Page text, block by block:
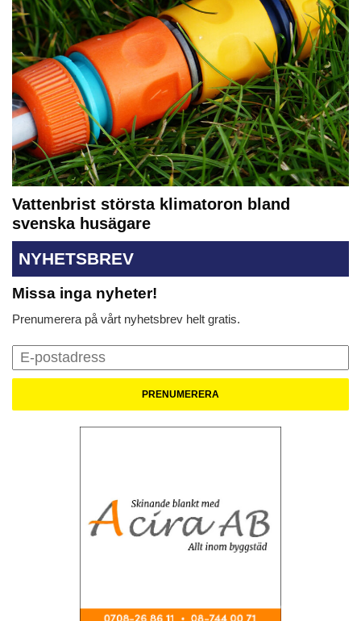
Vattenbrist största klimatoron bland
svenska husägare
NYHETSBREV
Missa inga nyheter!
Prenumerera på vårt nyhetsbrev helt gratis.